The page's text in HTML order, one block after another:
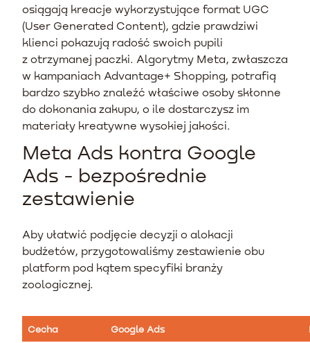
osiągają kreacje wykorzystujące format UGC
(User Generated Content), gdzie prawdziwi
klienci pokazują radość swoich pupili
z otrzymanej paczki. Algorytmy Meta, zwłaszcza
w kampaniach Advantage+ Shopping, potrafią
bardzo szybko znaleźć właściwe osoby skłonne
do dokonania zakupu, o ile dostarczysz im
materiały kreatywne wysokiej jakości.
Meta Ads kontra Google
Ads - bezpośrednie
zestawienie
Aby ułatwić podjęcie decyzji o alokacji
budżetów, przygotowaliśmy zestawienie obu
platform pod kątem specyfiki branży
zoologicznej.
Cecha Google Ads